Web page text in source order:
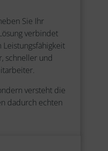
Sie Ihr
verbindet
schneller und
versteht die
dadurch echten